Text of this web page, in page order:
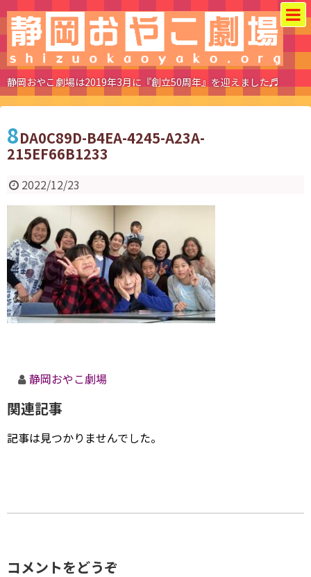
静岡おやこ劇場は2019年3月に『創立50周年』を迎えました♬
8DA0C89D-B4EA-4245-A23A-
215EF66B1233
2022/12/23
静岡おやこ劇場
関連記事
記事は見つかりませんでした。
コメントをどうぞ